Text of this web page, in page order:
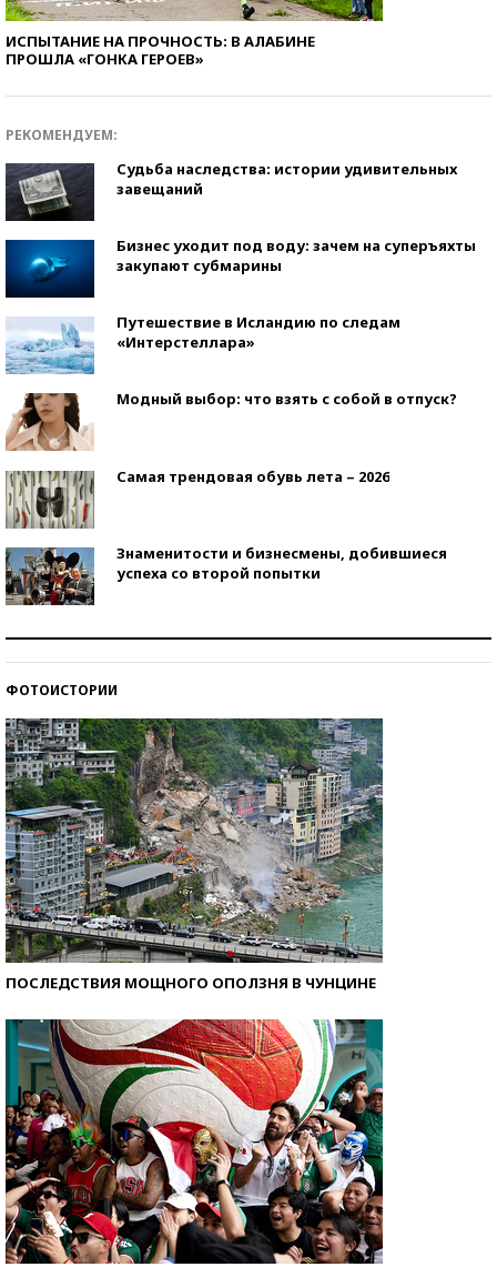
ИСПЫТАНИЕ НА ПРОЧНОСТЬ: В АЛАБИНЕ
ПРОШЛА «ГОНКА ГЕРОЕВ»
РЕКОМЕНДУЕМ:
Судьба наследства: истории удивительных
завещаний
Бизнес уходит под воду: зачем на суперъяхты
закупают субмарины
Путешествие в Исландию по следам
«Интерстеллара»
Модный выбор: что взять с собой в отпуск?
Самая трендовая обувь лета – 2026
Знаменитости и бизнесмены, добившиеся
успеха со второй попытки
ФОТОИСТОРИИ
ПОСЛЕДСТВИЯ МОЩНОГО ОПОЛЗНЯ В ЧУНЦИНЕ